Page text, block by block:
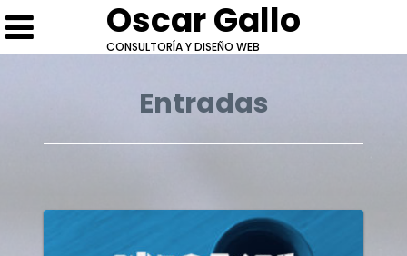
Oscar Gallo
CONSULTORÍA Y DISEÑO WEB
Entradas